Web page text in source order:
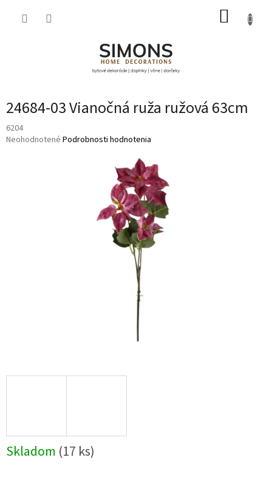
24684-03 Vianočná ruža ružová 63cm
6204
Priemerné
Neohodnotené Podrobnosti hodnotenia
Skladom (17 ks)